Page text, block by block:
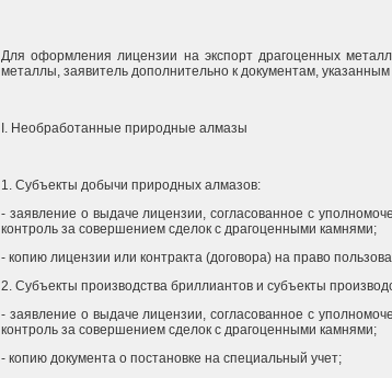
Для оформления лицензии на экспорт драгоценных
металлы, заявитель дополнительно к документам,
I. Необработанные природные алмазы
1. Субъекты добычи природных алмазов:
- заявление о выдаче лицензии, согласованное с
контроль за совершением сделок с драгоценными камнями;
- копию лицензии или контракта (договора) на право
2. Субъекты производства бриллиантов и субъекты
- заявление о выдаче лицензии, согласованное с
контроль за совершением сделок с драгоценными камнями;
- копию документа о постановке на специальный учет;